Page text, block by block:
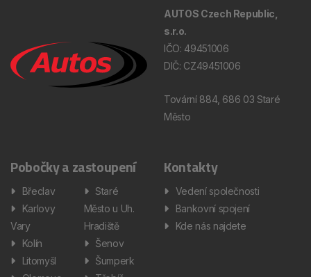
AUTOS Czech Republic,
s.r.o.
IČO: 49451006
DIČ: CZ49451006
Tovární 884, 686 03 Staré
Město
Pobočky a zastoupení
Břeclav
Karlovy
Vary
Kolín
Litomyšl
Staré
Město u Uh.
Hradiště
Šenov
Šumperk
Kontakty
Vedení společnosti
Bankovní spojení
Kde nás najdete